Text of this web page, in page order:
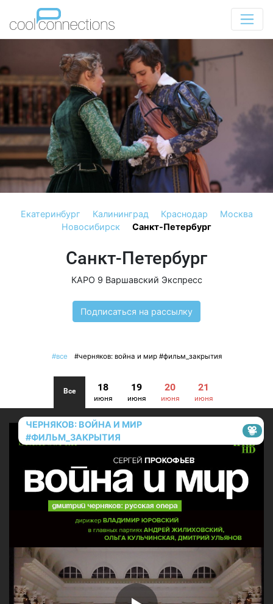
Екатеринбург Калининград Краснодар
Москва
Новосибирск
Санкт-Петербург
Санкт-Петербург
КАРО 9 Варшавский Экспресс
Подписаться на рассылку
#все #черняков: война и мир #фильм_закрытия
Все 18
июня
19
июня
20
июня
21
июня
ЧЕРНЯКОВ: ВОЙНА И МИР
#ФИЛЬМ_ЗАКРЫТИЯ